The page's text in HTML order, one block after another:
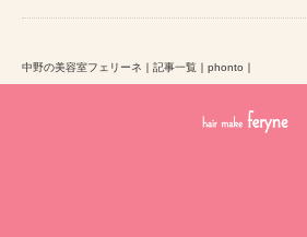
中野の美容室フェリーネ ｜ 記事一覧 ｜ phonto ｜